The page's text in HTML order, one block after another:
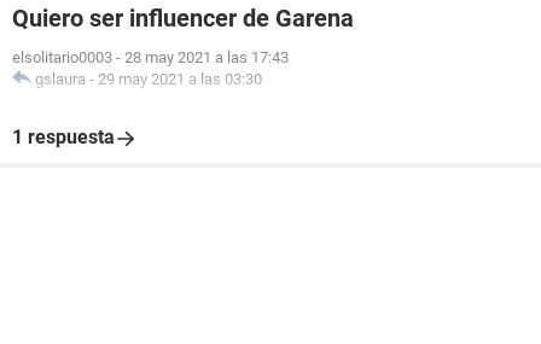
Quiero ser influencer de Garena
elsolitario0003 - 28 may 2021 a las 17:43
gslaura - 29 may 2021 a las 03:30
1 respuesta